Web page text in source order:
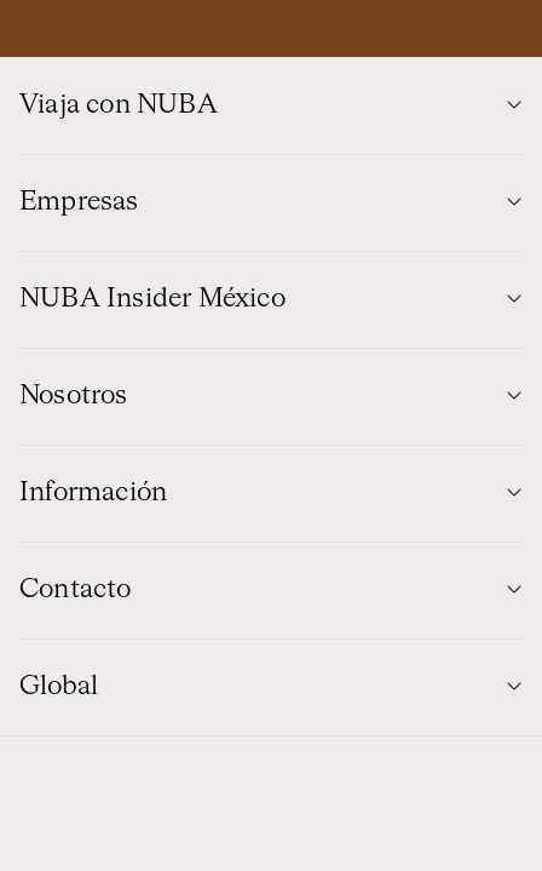
Viaja con NUBA
Empresas
NUBA Insider México
Nosotros
Información
Contacto
Global